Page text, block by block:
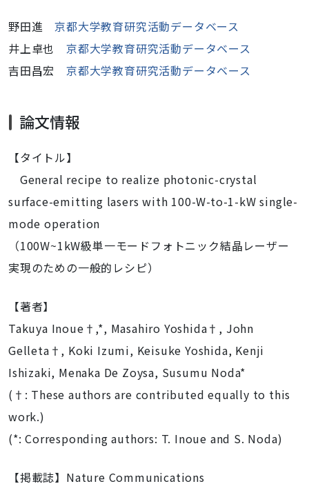
野田進
京都大学教育研究活動データベース
井上卓也
京都大学教育研究活動データベース
吉田昌宏
京都大学教育研究活動データベース
論文情報
【タイトル】
General recipe to realize photonic-crystal
surface-emitting lasers with 100-W-to-1-kW single-
mode operation
（100W~1kW級単一モードフォトニック結晶レーザー
実現のための一般的レシピ）
【著者】
Takuya Inoue † ,*, Masahiro Yoshida† , John
Gelleta † , Koki Izumi, Keisuke Yoshida, Kenji
Ishizaki, Menaka De Zoysa, Susumu Noda*
(†: These authors are contributed equally to this
work.)
(*: Corresponding authors: T. Inoue and S. Noda)
【掲載誌】 Nature Communications